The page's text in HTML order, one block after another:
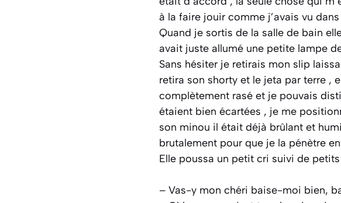
à la faire jouir comme j’avais vu
Quand je sortis de la salle de bain
avait juste allumé une petite lampe
Sans hésiter je retirais mon slip
retira son shorty et le jeta par terre ,
complètement rasé et je pouvais
étaient bien écartées , je me
son minou il était déjà brûlant et
brutalement pour que je la pénètre
Elle poussa un petit cri suivi de
– Vas-y mon chéri baise-moi bien,